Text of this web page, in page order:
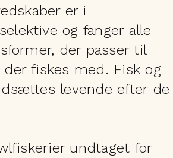
er i
og fanger alle
der passer til
fiskes med. Fisk og
levende efter de
undtaget for